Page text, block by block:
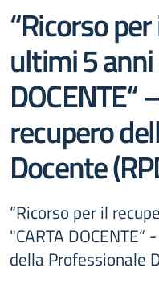
“Ricorso
ultimi 5 anni
DOCENTE“
recupero
Docente
“Ricorso per il
"CARTA
della Professionale